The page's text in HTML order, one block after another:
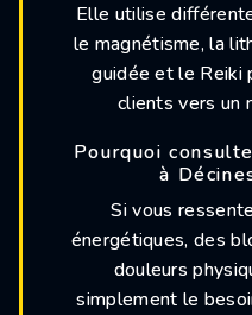
Elle utilise
le magnétisme, la
guidée et le Reiki
clients vers un
Pourquoi
à
Si vous
énergétiques, des
douleurs
simplement le